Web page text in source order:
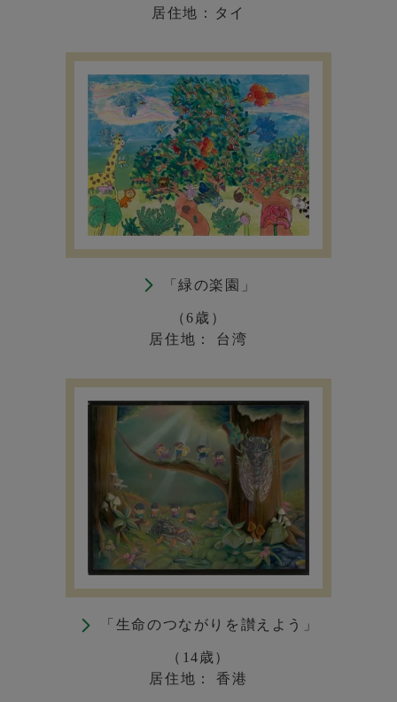
居住地：タイ
「緑の楽園」
（6歳）
居住地： 台湾
「生命のつながりを讃えよう」
（14歳）
居住地： 香港